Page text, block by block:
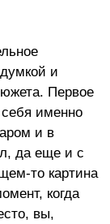
и
Первое
именно
и в
да еще и с
то картина
когда
вы,